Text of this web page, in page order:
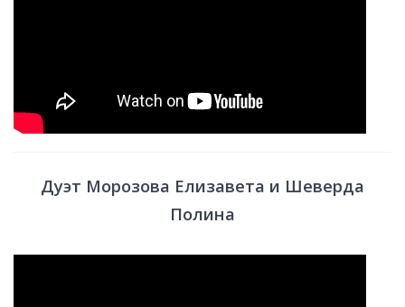
Дуэт Морозова Елизавета и Шеверда
Полина